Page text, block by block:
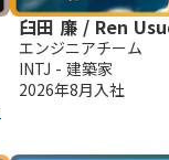
臼田 廉 / Ren
エンジニアチーム
INTJ - 建築家
2026年8月入社